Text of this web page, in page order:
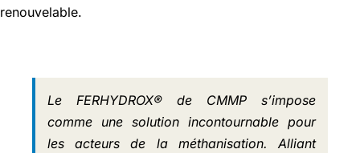
renouvelable.
Le FERHYDROX® de CMMP s’impose
comme une solution incontournable pour
les acteurs de la méthanisation. Alliant